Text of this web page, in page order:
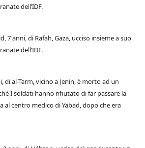
dell’IDF.
7 anni, di Rafah, Gaza, ucciso insieme a suo
dell’IDF.
di al-Tarm, vicino a Jenin, è morto ad un
I soldati hanno rifiutato di far passare la
al centro medico di Yabad, dopo che era